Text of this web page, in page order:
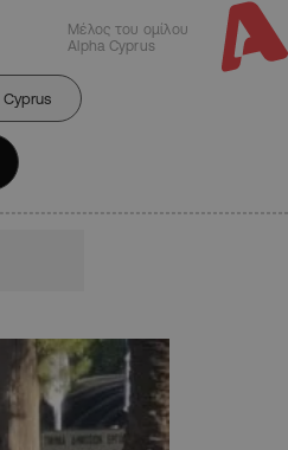
Μέλος του ομίλου
Alpha Cyprus
Cyprus